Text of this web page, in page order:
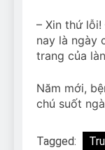
– Xin thứ lỗi!
nay là ngày
trang của
Năm mới,
chú suốt
Tagged: